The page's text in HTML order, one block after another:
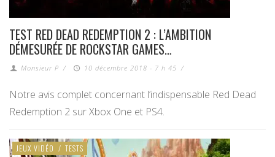
TEST RED DEAD REDEMPTION 2 : L’AMBITION
DÉMESURÉE DE ROCKSTAR GAMES…
Monsieur P / 10 décembre 2018 - 7 h 45 /
Notre avis complet concernant l’indispensable Red Dead
Redemption 2 sur Xbox One et PS4.
JEUX VIDÉO / TESTS